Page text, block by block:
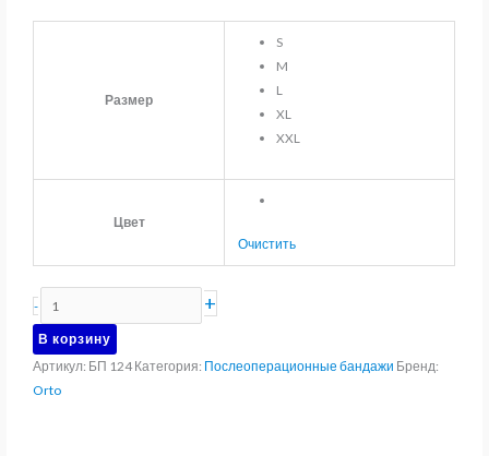
Размер
S
M
L
XL
XXL
Цвет
Очистить
-
товара
Бандаж
послеоперационный
с
+
В корзину
Артикул: БП 124 Категория: Послеоперационные бандажи Бренд:
Orto